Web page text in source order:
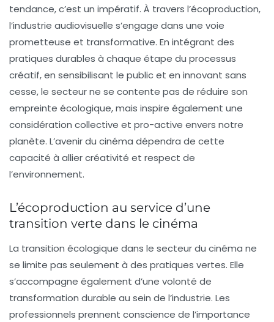
tendance, c’est un impératif. À travers l’écoproduction,
l’industrie audiovisuelle s’engage dans une voie
prometteuse et transformative. En intégrant des
pratiques durables à chaque étape du processus
créatif, en sensibilisant le public et en innovant sans
cesse, le secteur ne se contente pas de réduire son
empreinte écologique, mais inspire également une
considération collective et pro-active envers notre
planète. L’avenir du cinéma dépendra de cette
capacité à allier créativité et respect de
l’environnement.
L’écoproduction au service d’une
transition verte dans le cinéma
La transition écologique dans le secteur du cinéma ne
se limite pas seulement à des pratiques vertes. Elle
s’accompagne également d’une volonté de
transformation durable au sein de l’industrie. Les
professionnels prennent conscience de l’importance